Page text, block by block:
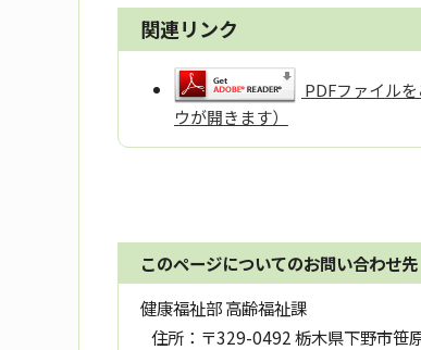
関連リンク
PDFファイル
ウが開きます）
このページについてのお問い合わせ先
健康福祉部 高齢福祉課
住所： 〒329-0492 栃木県下野市笹